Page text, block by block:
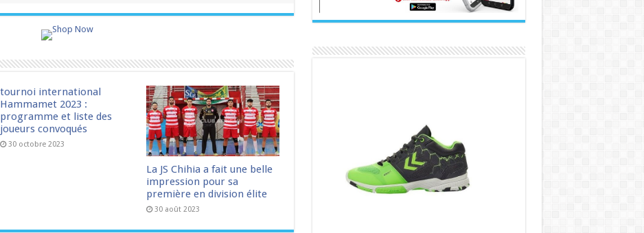
tournoi international
Hammamet 2023 :
programme et liste des
joueurs convoqués
30 octobre 2023
La JS Chihia a fait une belle
impression pour sa
première en division élite
30 août 2023